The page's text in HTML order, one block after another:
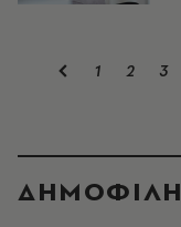
1 2 3
ΔΗΜΟΦΙΛΗ